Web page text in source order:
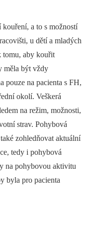
a to s možností
u dětí a mladých
tomu, aby kouřit
měla být vždy
pouze na pacienta s FH,
okolí. Veškerá
na režim, možnosti,
strav. Pohybová
zohledňovat aktuální
tedy i pohybová
na pohybovou aktivitu
byla pro pacienta